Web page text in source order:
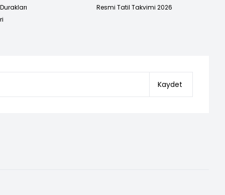
Resmi Tatil Takvimi 2026
Kaydet